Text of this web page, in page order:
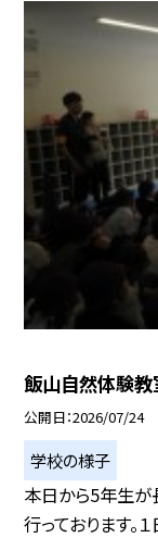
飯山自然体験
公開日 2026/07/24
学校の様子
本日から5年生が
行っております。